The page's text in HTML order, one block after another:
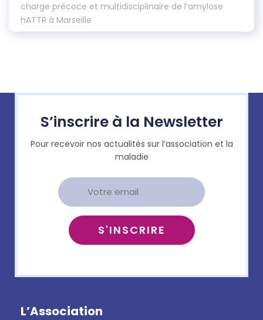
charge précoce et multidisciplinaire de l’amylose
hATTR à Marseille
S’inscrire à la Newsletter
Pour recevoir nos actualités sur l’association et la
maladie
L’Association